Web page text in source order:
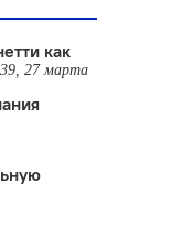
как
27 марта